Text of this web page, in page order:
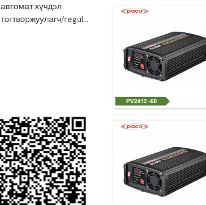
автомат хүчдэл
тогтворжуулагч/regul...